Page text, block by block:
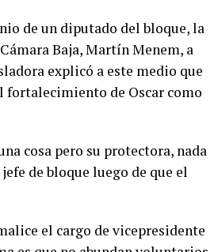
de un diputado del bloque, la
Baja, Martín Menem, a
explicó a este medio que
fortalecimiento de Oscar como
cosa pero su protectora, nada
de bloque luego de que el
el cargo de vicepresidente